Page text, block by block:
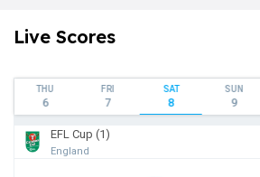
Live Scores
THU
6
FRI
7
SAT
8
SUN
9
EFL Cup (1)
England